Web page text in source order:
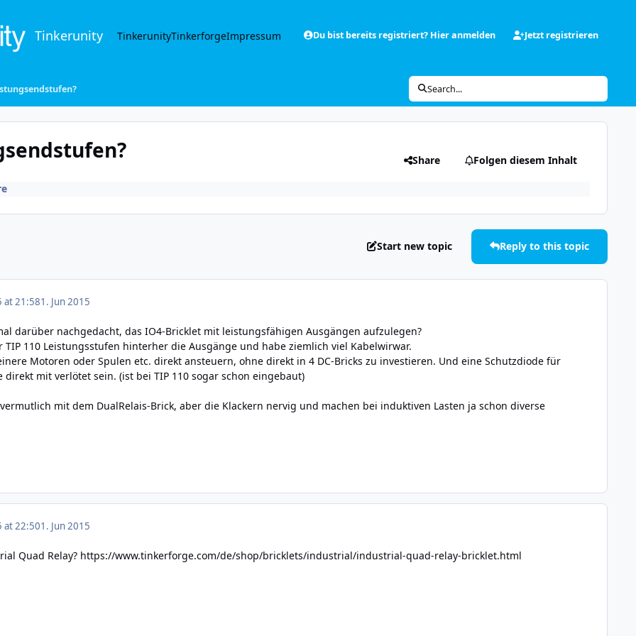
Tinkerunity TinkerunityTinkerforgeImpressum Du bist bereits registriert? Hier anmelden Jetzt registrieren
Search...
Share Folgen diesem Inhalt
Start new topic Reply to this topic
at 21:581. Jun 2015
darüber nachgedacht, das IO4-Bricklet mit leistungsfähigen Ausgängen aufzulegen?
TIP 110 Leistungsstufen hinterher die Ausgänge und habe ziemlich viel Kabelwirwar.
Motoren oder Spulen etc. direkt ansteuern, ohne direkt in 4 DC-Bricks zu investieren. Und eine Schutzdiode für
direkt mit verlötet sein. (ist bei TIP 110 sogar schon eingebaut)
mit dem DualRelais-Brick, aber die Klackern nervig und machen bei induktiven Lasten ja schon diverse
at 22:501. Jun 2015
Quad Relay? https://www.tinkerforge.com/de/shop/bricklets/industrial/industrial-quad-relay-bricklet.html